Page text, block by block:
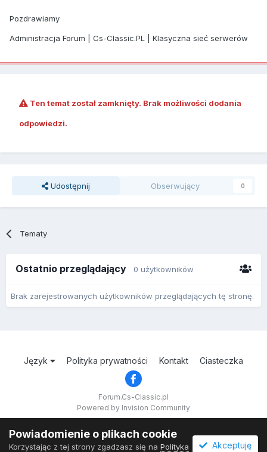
Pozdrawiamy
Administracja Forum | Cs-Classic.PL | Klasyczna sieć serwerów
Ten temat został zamknięty. Brak możliwości dodania
odpowiedzi.
Udostępnij Obserwujący 0
Tematy
Ostatnio przeglądający 0 użytkowników
Brak zarejestrowanych użytkowników przeglądających tę stronę.
Język Polityka prywatności Kontakt Ciasteczka
Forum.Cs-Classic.pl
Powered by Invision Community
Powiadomienie o plikach cookie
Korzystając z tej strony zgadzasz się na Polityka Akceptuję